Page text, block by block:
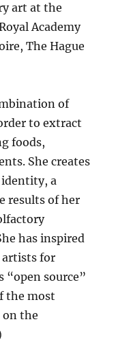
art at the
Academy
The Hague
of
to extract
foods,
She creates
a
results of her
has inspired
artists for
“open source”
the most
the